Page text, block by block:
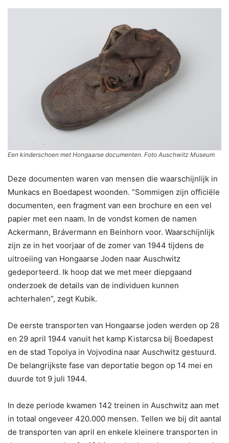
Een kinderschoen met Hongaarse documenten. Foto Auschwitz Museum
Deze documenten waren van mensen die waarschijnlijk in
Munkacs en Boedapest woonden. “Sommigen zijn officiële
documenten, een fragment van een brochure en een vel
papier met een naam. In de vondst komen de namen
Ackermann, Brávermann en Beinhorn voor. Waarschijnlijk
zijn ze in het voorjaar of de zomer van 1944 tijdens de
uitroeiing van Hongaarse Joden naar Auschwitz
gedeporteerd. Ik hoop dat we met meer diepgaand
onderzoek de details van de individuen kunnen
achterhalen”, zegt Kubik.
De eerste transporten van Hongaarse joden werden op 28
en 29 april 1944 vanuit het kamp Kistarcsa bij Boedapest
en de stad Topolya in Vojvodina naar Auschwitz gestuurd.
De belangrijkste fase van deportatie begon op 14 mei en
duurde tot 9 juli 1944.
In deze periode kwamen 142 treinen in Auschwitz aan met
in totaal ongeveer 420.000 mensen. Tellen we bij dit aantal
de transporten van april en enkele kleinere transporten in